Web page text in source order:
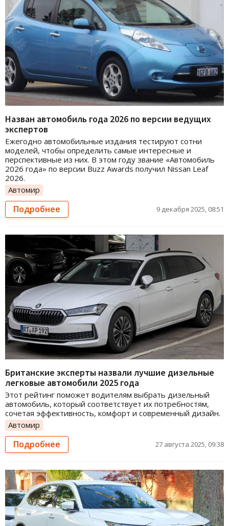
Назван автомобиль года 2026 по версии ведущих
экспертов
Ежегодно автомобильные издания тестируют сотни
моделей, чтобы определить самые интересные и
перспективные из них. В этом году звание «Автомобиль
2026 года» по версии Buzz Awards получил Nissan Leaf
2026.
Автомир
Подробнее 9 декабря 2025, 08:51
Британские эксперты назвали лучшие дизельные
легковые автомобили 2025 года
Этот рейтинг поможет водителям выбрать дизельный
автомобиль, который соответствует их потребностям,
сочетая эффективность, комфорт и современный дизайн.
Автомир
Подробнее 27 августа 2025, 09:38